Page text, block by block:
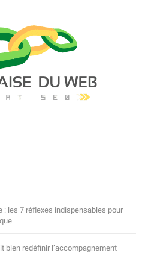
: les 7 réflexes indispensables pour
bien redéfinir l’accompagnement